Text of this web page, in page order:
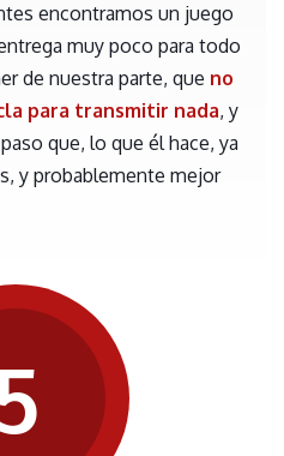
encontramos un juego
muy poco para todo
de nuestra parte, que no
para transmitir nada, y
que, lo que él hace, ya
y probablemente mejor